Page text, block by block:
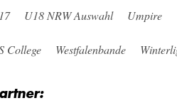
U18 NRW Auswahl Umpire
College Westfalenbande